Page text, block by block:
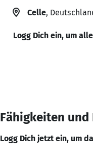
Celle,
Logg Dich ein, um
Fähigkeiten
Logg Dich jetzt ein, um